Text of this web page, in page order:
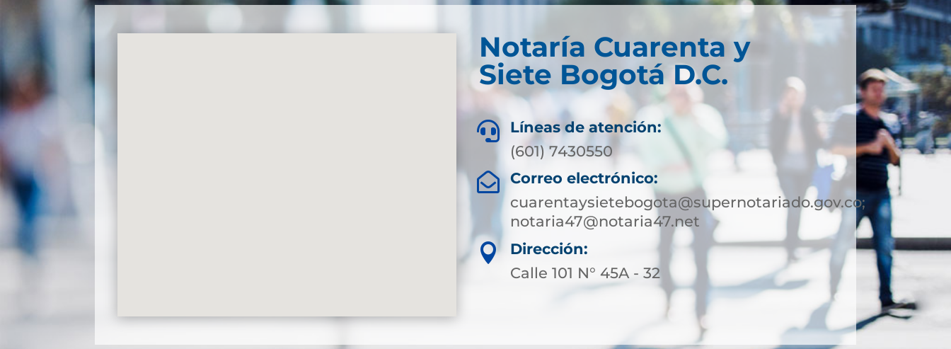
Notaría Cuarenta y
Siete Bogotá D.C.

Líneas de atención:
(601) 7430550

Correo electrónico:
cuarentaysietebogota@supernotariado.gov.co;
notaria47@notaria47.net

Dirección:
Calle 101 N° 45A - 32